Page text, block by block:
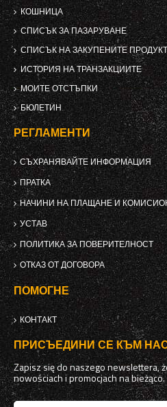
КОШНИЦА
СПИСЪК ЗА ПАЗАРУВАНЕ
СПИСЪК НА ЗАКУПЕНИТЕ
ИСТОРИЯ НА ТРАНЗАКЦИИТЕ
МОИТЕ ОТСТЪПКИ
БЮЛЕТИН
РЕГЛАМЕНТИ
СЪХРАНЯВАЙТЕ ИНФОРМАЦИЯ
ПРАТКА
НАЧИНИ НА ПЛАЩАНЕ И
УСТАВ
ПОЛИТИКА ЗА ПОВЕРИТЕЛНОСТ
ОТКАЗ ОТ ДОГОВОРА
ПОМОГНЕ
КОНТАКТ
ПРИСЪЕДИНИ СЕ КЪМ
Zapisz się do naszego newslettera,
nowościach i promocjach na bieżąco.